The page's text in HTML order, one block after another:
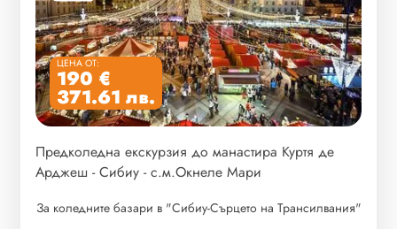
ЦЕНА ОТ:
190 €
371.61 лв.
Предколедна екскурзия до манастира Куртя де
Арджеш - Сибиу - с.м.Окнеле Мари
За коледните базари в "Сибиу-Сърцето на Трансилвания"